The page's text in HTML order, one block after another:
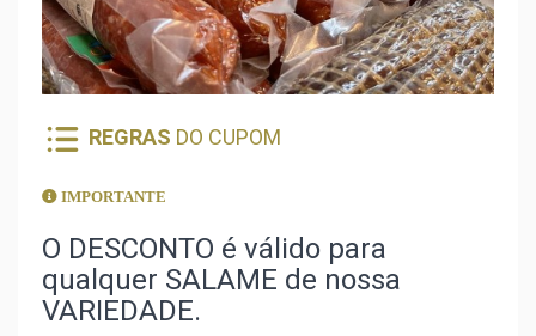
REGRAS DO CUPOM
IMPORTANTE
O DESCONTO é válido para
qualquer SALAME de nossa
VARIEDADE.